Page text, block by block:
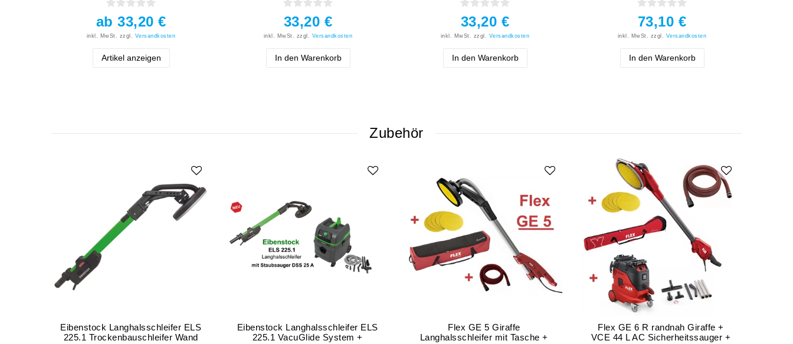
ab 33,20 €
inkl. MwSt. zzgl. Versandkosten
Artikel anzeigen
33,20 €
inkl. MwSt. zzgl. Versandkosten
In den Warenkorb
33,20 €
inkl. MwSt. zzgl. Versandkosten
In den Warenkorb
73,10 €
inkl. MwSt. zzgl. Versandkosten
In den Warenkorb
Zubehör
Eibenstock Langhalsschleifer ELS
225.1 Trockenbauschleifer Wand
Eibenstock Langhalsschleifer ELS
225.1 VacuGlide System +
Flex GE 5 Giraffe
Langhalsschleifer mit Tasche +
Flex GE 6 R randnah Giraffe +
VCE 44 L AC Sicherheitssauger +